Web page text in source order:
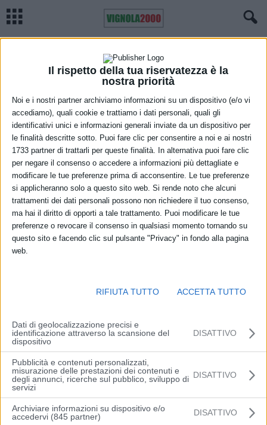
Il rispetto della tua riservatezza è la
nostra priorità
Noi e i nostri partner archiviamo informazioni su un dispositivo (e/o vi
accediamo), quali cookie e trattiamo i dati personali, quali gli
identificativi unici e informazioni generali inviate da un dispositivo per
le finalità descritte sotto. Puoi fare clic per consentire a noi e ai nostri
1733 partner di trattarli per queste finalità. In alternativa puoi fare clic
per negare il consenso o accedere a informazioni più dettagliate e
modificare le tue preferenze prima di acconsentire. Le tue preferenze
si applicheranno solo a questo sito web. Si rende noto che alcuni
trattamenti dei dati personali possono non richiedere il tuo consenso,
ma hai il diritto di opporti a tale trattamento. Puoi modificare le tue
preferenze o revocare il consenso in qualsiasi momento tornando su
questo sito e facendo clic sul pulsante "Privacy" in fondo alla pagina
web.
RIFIUTA TUTTO ACCETTA TUTTO
Dati di geolocalizzazione precisi e
identificazione attraverso la scansione del
dispositivo
DISATTIVO
Pubblicità e contenuti personalizzati,
misurazione delle prestazioni dei contenuti e
degli annunci, ricerche sul pubblico, sviluppo di
servizi
DISATTIVO
Archiviare informazioni su dispositivo e/o
accedervi (845 partner)
DISATTIVO
VIABILITÀ
Sulla A1 chiusa la stazione di Terre di
Canossa Campegine
15 Marzo 2022
Sulla A1 Milano-Napoli, per consentire lavori di manutenzione dei
giunti di dilatazione, sarà chiusa la stazione di Terre di Canossa
Campegine, in entrata verso Milano, dalle 20:00 di venerdì 18 alle
Articolo precedente
Le imprese emiliano-
romagnole della
manifattura guardano al
Articolo successivo
Serve un piano di
rinegoziazione degli affitti